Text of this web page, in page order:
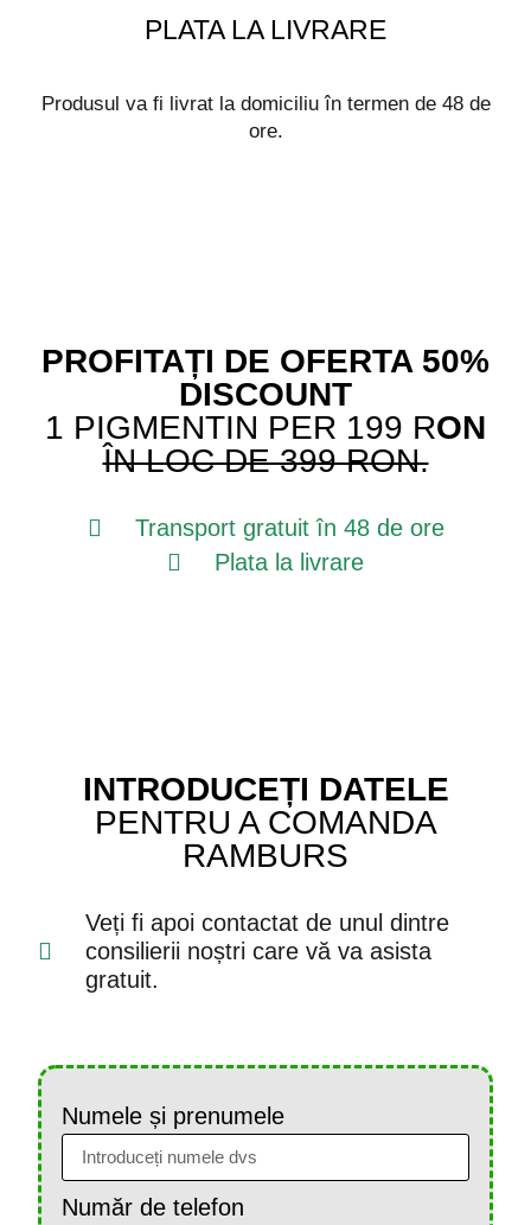
PLATA LA LIVRARE
Produsul va fi livrat la domiciliu în termen de 48 de
ore.
PROFITAȚI DE OFERTA 50%
DISCOUNT
1 PIGMENTIN PER 199 RON
ÎN LOC DE 399 RON.
Transport gratuitîn 48 de ore
Plata la livrare
INTRODUCEȚI DATELE
PENTRU A COMANDA
RAMBURS
Veți fi apoi contactat de unul dintre
consilierii noștri care vă va asista
gratuit.
Numele și prenumele
Număr de telefon